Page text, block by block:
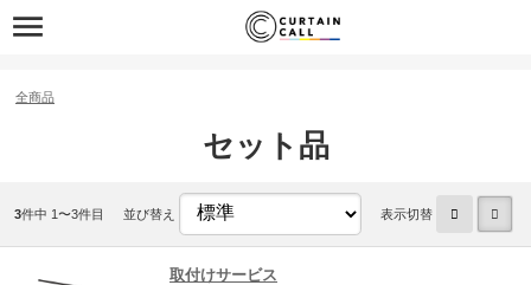
全商品
セット品
3件中 1〜3件目 並び替え 表示切替
取付けサービス